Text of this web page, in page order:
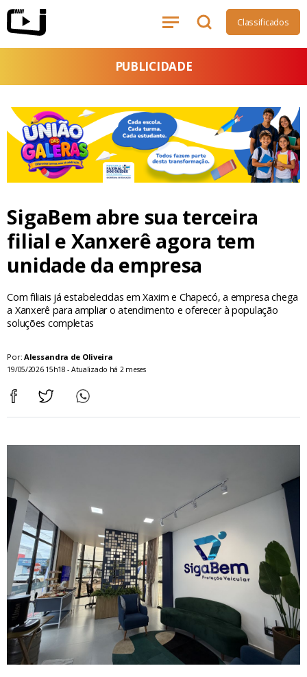
Classificados
PUBLICIDADE
SigaBem abre sua terceira
filial e Xanxerê agora tem
unidade da empresa
Com filiais já estabelecidas em Xaxim e Chapecó, a empresa chega
a Xanxerê para ampliar o atendimento e oferecer à população
soluções completas
Por: Alessandra de Oliveira
19/05/2026 15h18 - Atualizado há 2 meses